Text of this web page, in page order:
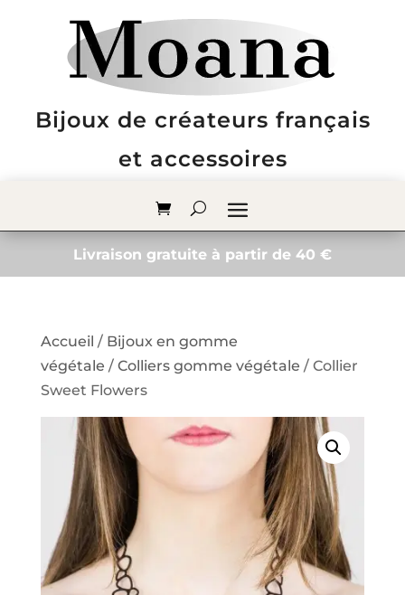
Bijoux de créateurs français
et accessoires
Livraison gratuite à partir de 40 €
Accueil / Bijoux en gomme
végétale / Colliers gomme végétale / Collier
Sweet Flowers